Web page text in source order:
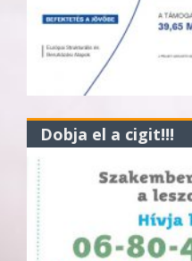
Dobja el a cigit!!!